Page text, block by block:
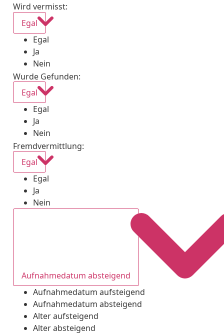
Wird vermisst:
Egal
Egal
Ja
Nein
Wurde Gefunden:
Egal
Egal
Ja
Nein
Fremdvermittlung:
Egal
Egal
Ja
Nein
Aufnahmedatum absteigend
Aufnahmedatum aufsteigend
Aufnahmedatum absteigend
Alter aufsteigend
Alter absteigend